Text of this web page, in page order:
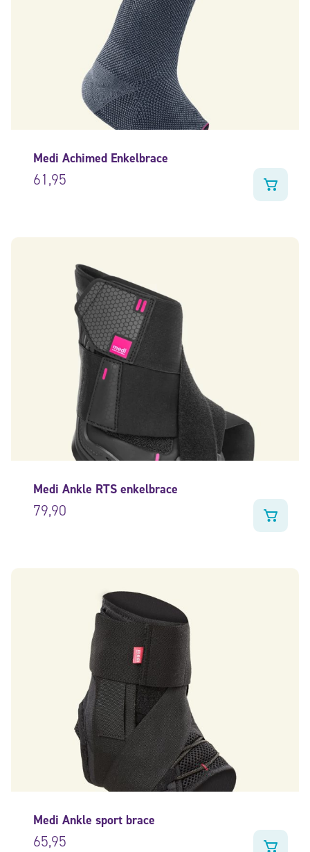
Medi Achimed Enkelbrace
61,95
Medi Ankle RTS enkelbrace
79,90
Medi Ankle sport brace
65,95